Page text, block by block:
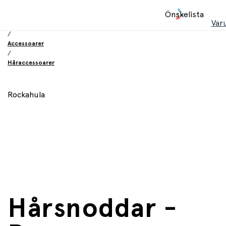
Önskelista
/
Accessoarer
/
Håraccessoarer
Rockahula
Hårsnoddar -